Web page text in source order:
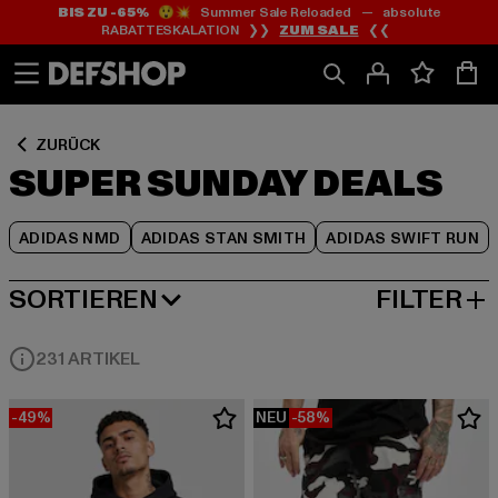
Zum
Inhalt
springen
Zum
Fußzeile
springen
BIS ZU -65%😲💥 Summer Sale Reloaded — absolute
RABATTESKALATION ❯❯ ZUM SALE ❮❮
ZURÜCK
SUPER SUNDAY DEALS
ADIDAS NMD ADIDAS STAN SMITH ADIDAS SWIFT RUN
Zum
Produktraster
springen
SORTIEREN
BELIEBTESTE FILTER
231 ARTIKEL
-49% NEU -58%